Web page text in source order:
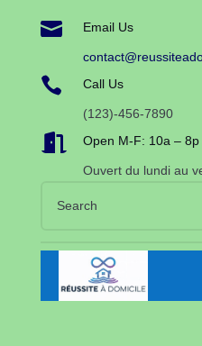
 Email Us
 Call Us
(123)-456-7890
 Open M-F: 10a – 8p
Ouvert du lundi au